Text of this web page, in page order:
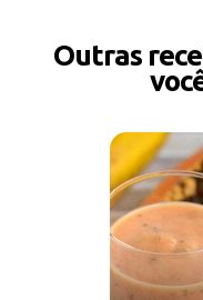
Outras